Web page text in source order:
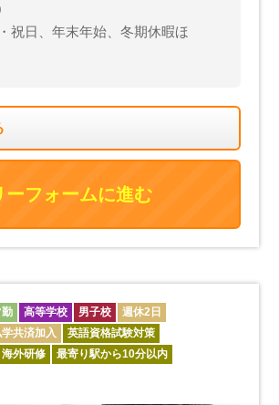
祝日、年末年始、冬期休暇ほ
ーフォームに進む
勤 高等学校 男子校
週休2日
共済加入
英語資格試験対策
外研修
最寄り駅から10分以内